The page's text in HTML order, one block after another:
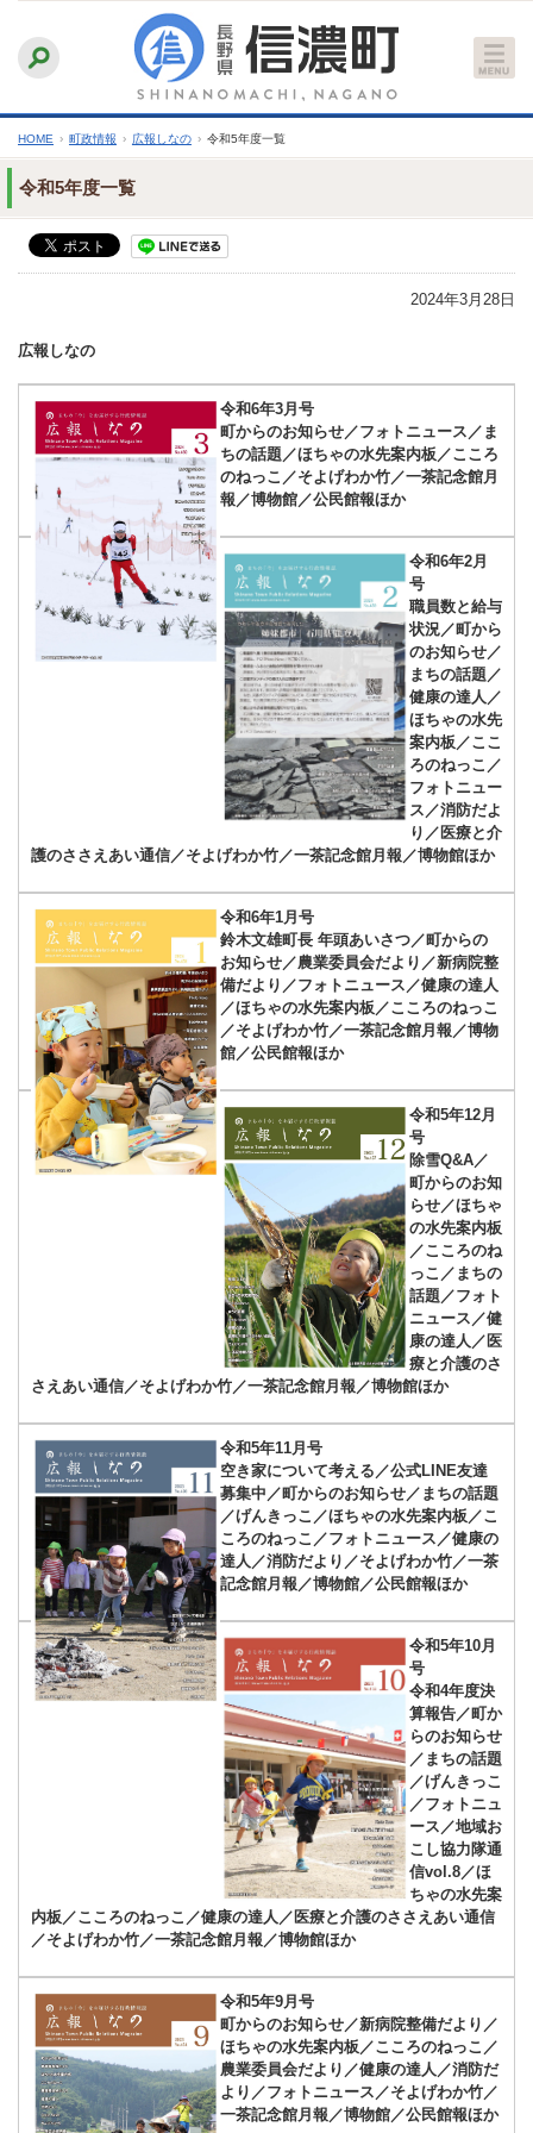
文
へ
ふりがなをつける
文字サイズ
縮小 標準 拡大
HOME › 町政情報 › 広報しなの › 令和5年度一覧
令和5年度一覧
2024年3月28日
広報しなの
令和6年3月号
町からのお知らせ／フォトニュース／ま
ちの話題／ほちゃの水先案内板／こころ
のねっこ／そよげわか竹／一茶記念館月
報／博物館／公民館報ほか
令和6年2月
号
職員数と給与
状況／町から
のお知らせ／
まちの話題／
健康の達人／
ほちゃの水先
案内板／ここ
ろのねっこ／
フォトニュー
ス／消防だよ
り／医療と介
護のささえあい通信／そよげわか竹／一茶記念館月報／博物館ほか
令和6年1月号
鈴木文雄町長 年頭あいさつ／町からの
お知らせ／農業委員会だより／新病院整
備だより／フォトニュース／健康の達人
／ほちゃの水先案内板／こころのねっこ
／そよげわか竹／一茶記念館月報／博物
館／公民館報ほか
令和5年12月
号
除雪Q&A／
町からのお知
らせ／ほちゃ
の水先案内板
／こころのね
っこ／まちの
話題／フォト
ニュース／健
康の達人／医
療と介護のさ
さえあい通信／そよげわか竹／一茶記念館月報／博物館ほか
令和5年11月号
空き家について考える／公式LINE友達
募集中／町からのお知らせ／まちの話題
／げんきっこ／ほちゃの水先案内板／こ
ころのねっこ／フォトニュース／健康の
達人／消防だより／そよげわか竹／一茶
記念館月報／博物館／公民館報ほか
令和5年10月
号
令和4年度決
算報告／町か
らのお知らせ
／まちの話題
／げんきっこ
／フォトニュ
ース／地域お
こし協力隊通
信vol.8／ほ
ちゃの水先案
内板／こころのねっこ／健康の達人／医療と介護のささえあい通信
／そよげわか竹／一茶記念館月報／博物館ほか
令和5年9月号
町からのお知らせ／新病院整備だより／
ほちゃの水先案内板／こころのねっこ／
農業委員会だより／健康の達人／消防だ
より／フォトニュース／そよげわか竹／
一茶記念館月報／博物館／公民館報ほか